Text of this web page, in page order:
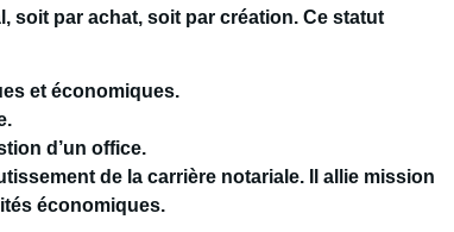
soit par achat, soit par création. Ce statut
et économiques.
d’un office.
de la carrière notariale. Il allie mission
économiques.